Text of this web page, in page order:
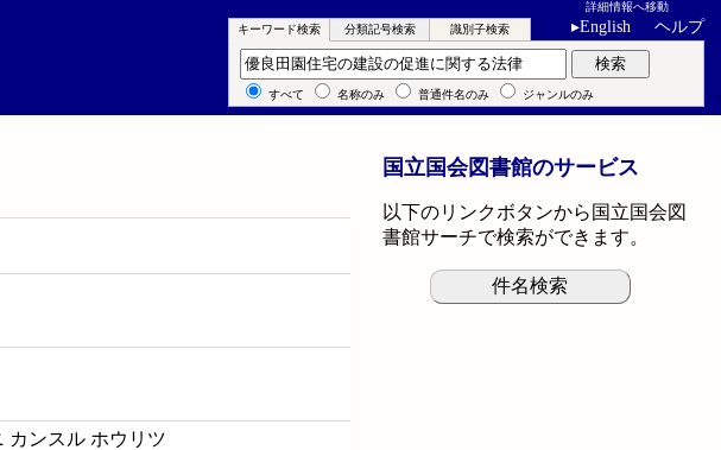
詳細情報へ移動
▸English ヘルプ
キーワード検索 分類記号検索 識別子検索
キーワード検索 検索
すべて 名称のみ 普通件名のみ ジャンルのみ
カンスル ホウリツ
国立国会図書館のサービス
以下のリンクボタンから国立国会図
書館サーチで検索ができます。
件名検索